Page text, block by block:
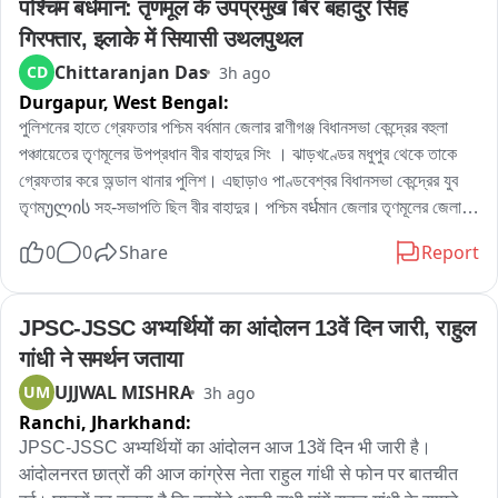
পুরসভায় স্মারকলিপি জমা দিয়েছেন। তাঁর দাবি, নির্মাণসামগ্রী মাসের পর মাস রাস্তার
উপর পড়ে থাকায় রাস্তা কার্যত সরু হয়ে গিয়েছে। বর্ষাকালে বালি ও অন্যান্য সামগ্রী
নিকাশি ব্যবস্থা আটকে দিচ্ছে, ফলে জল জমার সমস্যাও বাড়ছে। রাতের অন্ধকারে
ভারী ডাম্পার ও লরিতে মালপত্র নামানোর ফলে রাস্তারও ক্ষতি হচ্ছে বলে অভিযোগ
করেন তিনি। প্রশাসনের তরফে প্রয়োজনীয় ব্যবস্থা নেওয়ার দাবি জানিয়ে তিনি
বলেন, আইনি পথেই এই সমস্যার সমাধান চান তাঁরা。
অন্যদিকে আর এক বিজেপি কর্মী অভিজিৎ বিশ্বাসের অভিযোগ, দীর্ঘদিন ধরে এই
পরিস্থিতি চললেও কোনও কার্যকর পদক্ষেপ নেওয়া হয়নি। তাঁর দাবি, নির্মাণস্থলে বড়
আশঙ্কা রয়েছে। নিত্যদিন ছোটখাটো দুর্ঘটনাও ঘটছে। 그는 অভিযোগ করেন,
দ্রুত ব্যবস্থা নিয়ে রাস্তা দখলমুক্ত ও নিরাপদ করার আবেদন জানান তিনি。
বিজেপির দাবি, রাস্তা থেকে অবিলম্বে নির্মাণসামগ্রী সরিয়ে স্বাভাবিক যান চলাচল
নিশ্চিত করতে হবে এবং ভবিষ্যতে যাতে জনসাধারণের ভোগান্তি না হয়, সে বিষয়ে
প্রশাসনকে কড়া নজরদারি করতে হবে。
সম্প্রতি পুর নগরোন্নয় দপ্তররে মন্ত্রী অগ্নিমিত্রা পাল দিয়েছেন নির্মান সামগ্রি
রাস্তায় ফেলে রাখলে ব্যবস্থা নেওয়া হবে।
पश्चिम बर्धमान: तृणमूल के उपप्रमुख बिर बहादुर सिंह
गिरफ्तार, इलाके में सियासी उथलपुथल
CD Chittaranjan Das 3h ago
Durgapur, West Bengal:
পুলিশনের হাতে গ্রেফতার পশ্চিম বর্ধমান জেলার রাণীগঞ্জ বিধানসভা কেন্দ্রের বহুলা
পঞ্চায়েতের তৃণমূলের উপপ্রধান বীর বাহাদুর সিং । ঝাড়খণ্ডের মধুপুর থেকে তাকে
গ্রেফতার করে অন্ডাল থানার পুলিশ। এছাড়াও পাণ্ডবেশ্বর বিধানসভা কেন্দ্রের যুব
তৃণমულის সহ-সভাপতি ছিল বীর বাহাদুর। পশ্চিম বर्धমান জেলার তৃণমূলের জেলা
বলেও পরিচিত ছিল এই বীর বাহাদুর। এলাকায় সন্ত্রাস তোলাবাজি সহ একাধিক
0 0 Share Report
JPSC-JSSC अभ्यर्थियों का आंदोलन 13वें दिन जारी, राहुल
गांधी ने समर्थन जताया
UM UJJWAL MISHRA 3h ago
Ranchi, Jharkhand:
JPSC-JSSC अभ्यर्थियों का आंदोलन आज 13वें दिन भी जारी है।
आंदोलनरत छात्रों की आज कांग्रेस नेता राहुल गांधी से फोन पर बातचीत